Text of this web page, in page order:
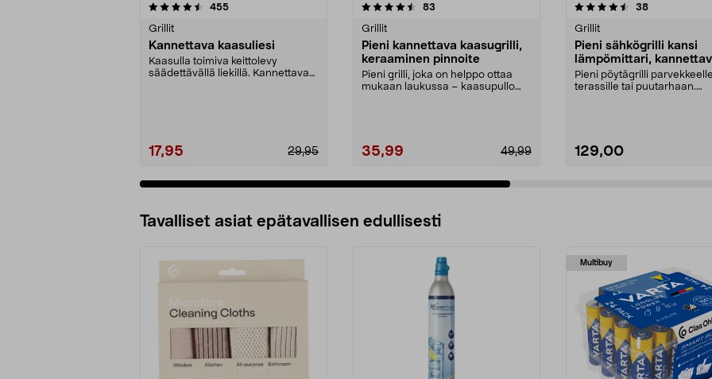
455arvostelut
Grillit
Kannettava kaasuliesi
Kaasulla toimiva keittolevy
säädettävällä liekillä. Kannettava
17,95 29,95
4.5 viidestä
83
Grillit
Pieni kannettava kaasugrilli,
keraaminen pinnoite
Pieni grilli, joka on helppo ottaa
mukaan laukussa – kaasupullo
35,99 49,99
4.5 viidestä
38arvostelut
Grillit
Pieni sähkögrilli kansi
lämpömittari,
2200 W
Pieni pöytägrilli
terassille tai puutarhaan.
129,00
4.5 viidestä
Tavalliset asiat epätavallisen edullisesti
Multibuy